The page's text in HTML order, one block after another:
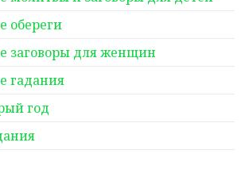
обереги
заговоры для женщин
гадания
год